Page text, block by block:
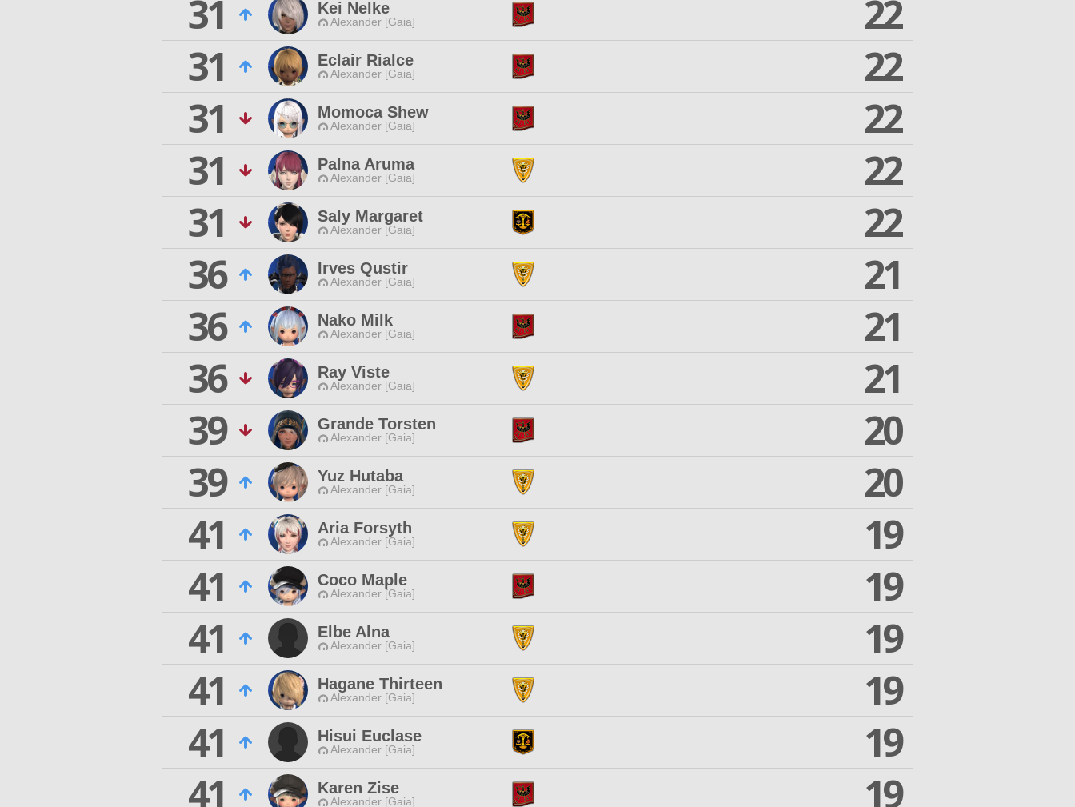
31
Kei Nelke
Alexander [Gaia]
22
31
Eclair Rialce
Alexander [Gaia]
22
31
Momoca Shew
Alexander [Gaia]
22
31
Palna Aruma
Alexander [Gaia]
22
31
Saly Margaret
Alexander [Gaia]
22
36
Irves Qustir
Alexander [Gaia]
21
36
Nako Milk
Alexander [Gaia]
21
36
Ray Viste
Alexander [Gaia]
21
39
Grande Torsten
Alexander [Gaia]
20
39
Yuz Hutaba
Alexander [Gaia]
20
41
Aria Forsyth
Alexander [Gaia]
19
41
Coco Maple
Alexander [Gaia]
19
41
Elbe Alna
Alexander [Gaia]
19
41
Hagane Thirteen
Alexander [Gaia]
19
41
Hisui Euclase
Alexander [Gaia]
19
41
Karen Zise
Alexander [Gaia] 19